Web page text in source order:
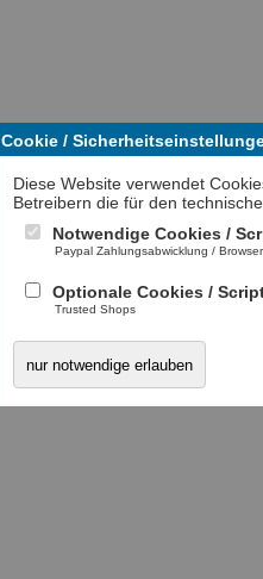
Cookie /
Diese Website verwendet
Betreibern die für den
Notwendige Cookies /
Paypal Zahlungsabwicklung /
Optionale Cookies /
Trusted Shops
nur notwendige erlauben